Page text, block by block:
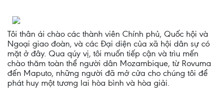
Tôi thân ái chào các thành viên Chính phủ, Quốc hội và
Ngoại giao đoàn, và các Đại diện của xã hội dân sự có
mặt ở đây. Qua qúy vị, tôi muốn tiếp cận và trìu mến
chào thăm toàn thể người dân Mozambique, từ Rovuma
đến Maputo, những người đã mở cửa cho chúng tôi để
phát huy một tương lai hòa bình và hòa giải.